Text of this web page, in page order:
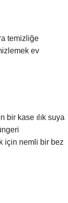
temizliğe
ev
bir kase ılık suya
için nemli bir bez